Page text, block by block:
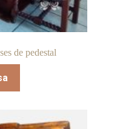
de pedestal